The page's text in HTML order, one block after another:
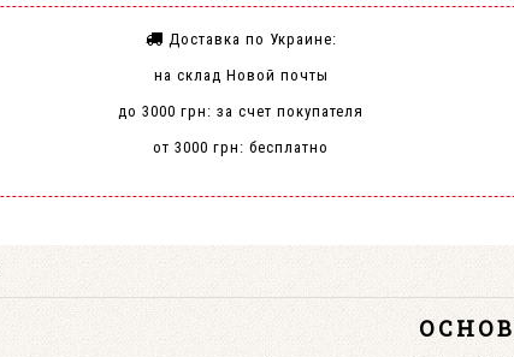
Доставка по Украине:
на склад Новой почты
до 3000 грн: за счет покупателя
от 3000 грн: бесплатно